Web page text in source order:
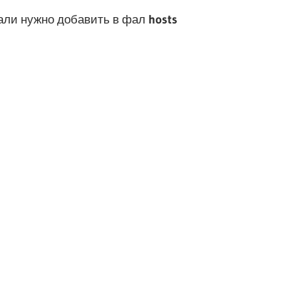
нужно добавить в фал hosts